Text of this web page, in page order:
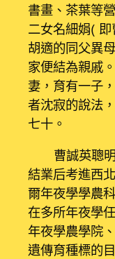
書畫、茶葉等
二女名細娟（
胡適的同父異
家便結為親戚
妻，育有一子
者沈寂的說法
七十。
曹誠英聰
結業后考進西
爾年夜學學農
在多所年夜學
年夜學農學院
遺傳育種標的